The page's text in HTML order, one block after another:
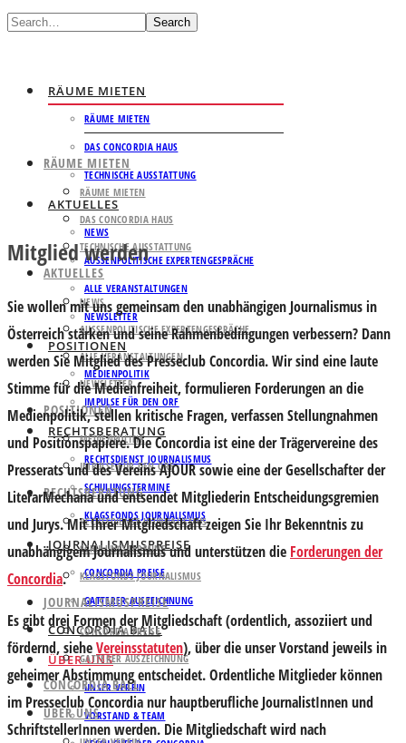
Search
RÄUME MIETEN
RÄUME MIETEN
DAS CONCORDIA HAUS
TECHNISCHE AUSSTATTUNG
AKTUELLES
NEWS
AUSSENPOLITISCHE EXPERTENGESPRÄCHE
ALLE VERANSTALTUNGEN
NEWSLETTER
POSITIONEN
MEDIENPOLITIK
IMPULSE FÜR DEN ORF
RECHTSBERATUNG
RECHTSDIENST JOURNALISMUS
SCHULUNGSTERMINE
KLAGSFONDS JOURNALISMUS
JOURNALISMUSPREISE
CONCORDIA PREISE
GATTERER AUSZEICHNUNG
CONCORDIA BALL
ÜBER UNS
UNSER VEREIN
VORSTAND & TEAM
RÄUME MIETEN
RÄUME MIETEN
DAS CONCORDIA HAUS
TECHNISCHE AUSSTATTUNG
AKTUELLES
NEWS
AUSSENPOLITISCHE EXPERTENGESPRÄCHE
ALLE VERANSTALTUNGEN
NEWSLETTER
POSITIONEN
MEDIENPOLITIK
IMPULSE FÜR DEN ORF
RECHTSBERATUNG
RECHTSDIENST JOURNALISMUS
SCHULUNGSTERMINE
KLAGSFONDS JOURNALISMUS
JOURNALISMUSPREISE
CONCORDIA PREISE
GATTERER AUSZEICHNUNG
CONCORDIA BALL
ÜBER UNS
Mitglied werden
Sie wollen mit uns gemeinsam den unabhängigen Journalismus in
Österreich stärken und seine Rahmenbedingungen verbessern? Dann
werden Sie Mitglied des Presseclub Concordia. Wir sind eine laute
Stimme für die Medienfreiheit, formulieren Forderungen an die
Medienpolitik, stellen kritische Fragen, verfassen Stellungnahmen
und Positionspapiere. Die Concordia ist eine der Trägervereine des
Presserats und des Vereins AJOUR sowie eine der Gesellschafter der
LiterarMechana und entsendet Mitgliederin Entscheidungsgremien
und Jurys. Mit Ihrer Mitgliedschaft zeigen Sie Ihr Bekenntnis zu
unabhängigem Journalismus und unterstützen die Forderungen der
Concordia.
Es gibt drei Formen der Mitgliedschaft (ordentlich, assoziiert und
fördernd, sieheVereinsstatuten), über die unser Vorstand jeweils in
geheimer Abstimmung entscheidet. Ordentliche Mitglieder können
im Presseclub Concordia nur hauptberufliche JournalistInnen und
SchriftstellerInnen werden. Die Mitgliedschaft wird nach